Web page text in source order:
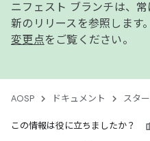
ニフェスト ブランチは、
新のリリースを参照します
変更点をご覧ください。
AOSP ドキュメント スタ
この情報は役に立ちましたか？